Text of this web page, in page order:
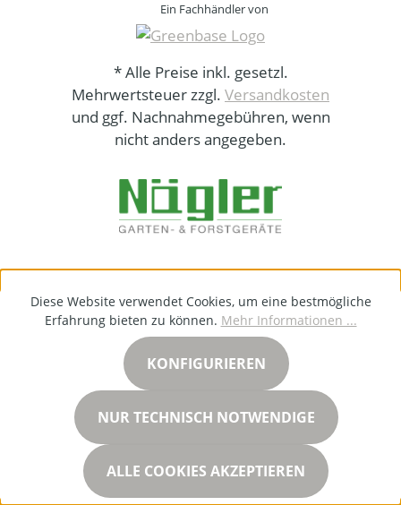
Ein Fachhändler von
* Alle Preise inkl. gesetzl.
Mehrwertsteuer zzgl. Versandkosten
und ggf. Nachnahmegebühren, wenn
nicht anders angegeben.
Diese Website verwendet Cookies, um eine bestmögliche
Erfahrung bieten zu können. Mehr Informationen ...
NUR TECHNISCH NOTWENDIGE
KONFIGURIEREN
ALLE COOKIES AKZEPTIEREN